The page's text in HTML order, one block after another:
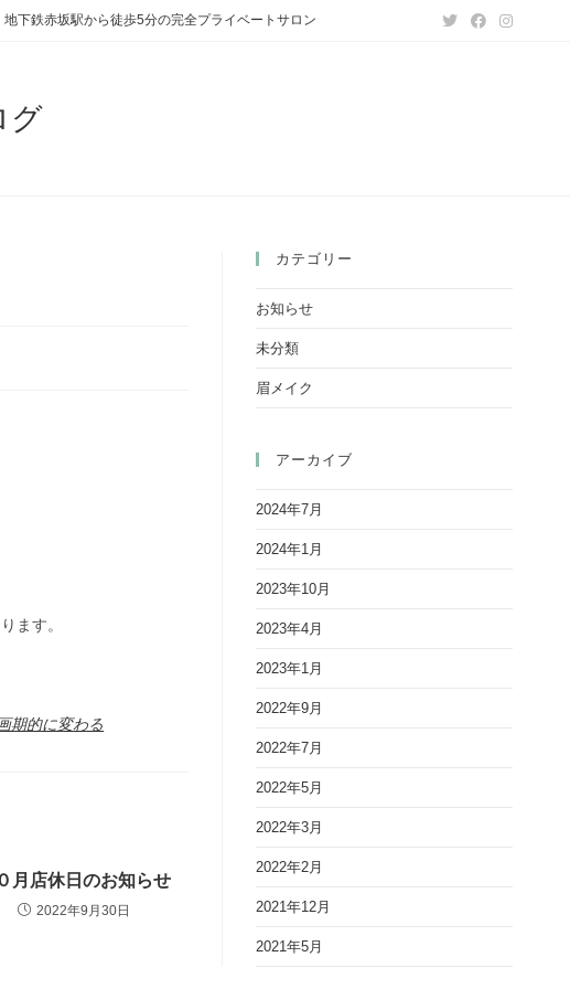
下鉄赤坂駅から徒歩5分の完全プライベートサロン
グ
ます。
期的に変わる
月店休日のお知らせ
2022年9月30日
カテゴリー
お知らせ
未分類
眉メイク
アーカイブ
2024年7月
2024年1月
2023年10月
2023年4月
2023年1月
2022年9月
2022年7月
2022年5月
2022年3月
2022年2月
2021年12月
2021年5月